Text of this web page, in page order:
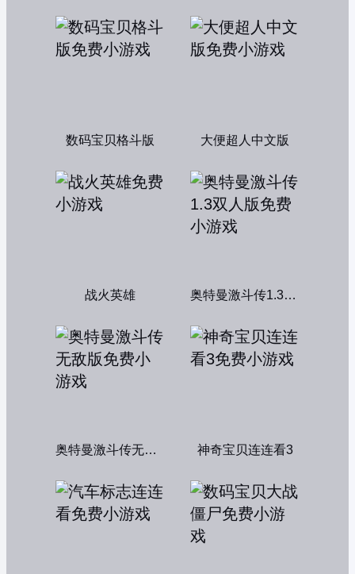
数码宝贝格斗版 大便超人中文版
战火英雄 奥特曼激斗传1.3双人版
奥特曼激斗传无敌版 神奇宝贝连连看3